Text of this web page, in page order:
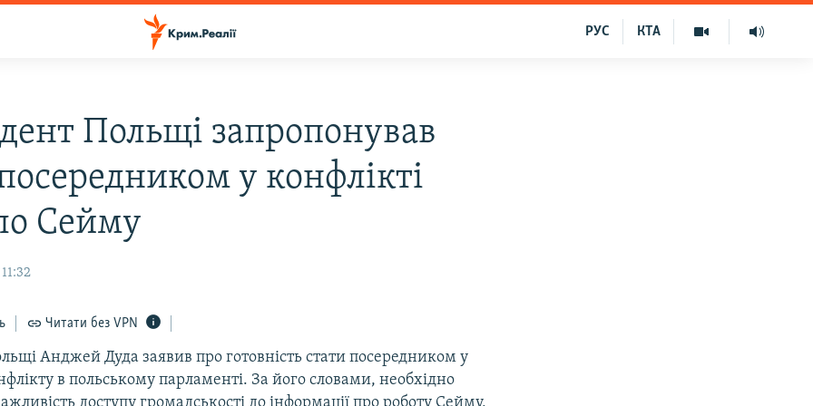
КТА
РУС
Польщі запропонував
у конфлікті
Сейму
Читати без VPN
Анджей Дуда заявив про готовність стати посередником у
в польському парламенті. За його словами, необхідно